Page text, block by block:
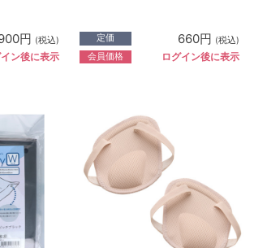
円 (税込)
ン後に表示
定価 660円 (税込)
会員価格 ログイン後に表示